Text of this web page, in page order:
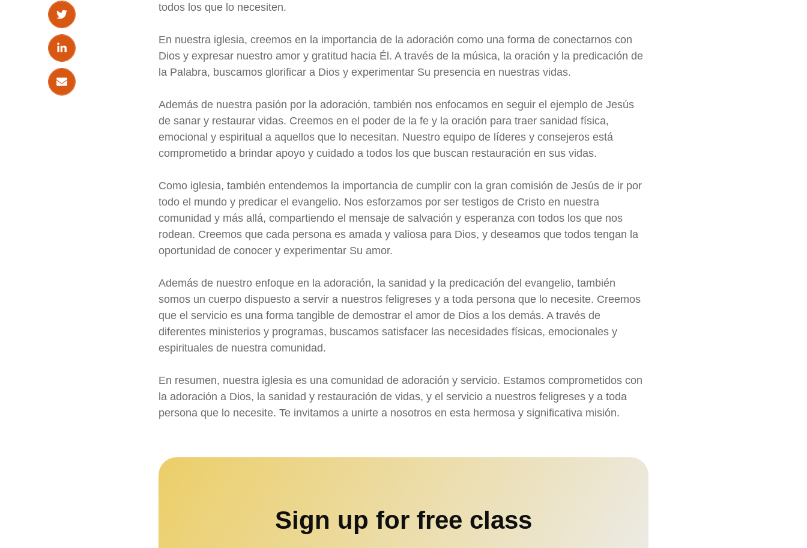
todos los que lo necesiten.
En nuestra iglesia, creemos en la importancia de la adoración como una forma de conectarnos con
Dios y expresar nuestro amor y gratitud hacia Él. A través de la música, la oración y la predicación de
la Palabra, buscamos glorificar a Dios y experimentar Su presencia en nuestras vidas.
Además de nuestra pasión por la adoración, también nos enfocamos en seguir el ejemplo de Jesús
de sanar y restaurar vidas. Creemos en el poder de la fe y la oración para traer sanidad física,
emocional y espiritual a aquellos que lo necesitan. Nuestro equipo de líderes y consejeros está
comprometido a brindar apoyo y cuidado a todos los que buscan restauración en sus vidas.
Como iglesia, también entendemos la importancia de cumplir con la gran comisión de Jesús de ir por
todo el mundo y predicar el evangelio. Nos esforzamos por ser testigos de Cristo en nuestra
comunidad y más allá, compartiendo el mensaje de salvación y esperanza con todos los que nos
rodean. Creemos que cada persona es amada y valiosa para Dios, y deseamos que todos tengan la
oportunidad de conocer y experimentar Su amor.
Además de nuestro enfoque en la adoración, la sanidad y la predicación del evangelio, también
somos un cuerpo dispuesto a servir a nuestros feligreses y a toda persona que lo necesite. Creemos
que el servicio es una forma tangible de demostrar el amor de Dios a los demás. A través de
diferentes ministerios y programas, buscamos satisfacer las necesidades físicas, emocionales y
espirituales de nuestra comunidad.
En resumen, nuestra iglesia es una comunidad de adoración y servicio. Estamos comprometidos con
la adoración a Dios, la sanidad y restauración de vidas, y el servicio a nuestros feligreses y a toda
persona que lo necesite. Te invitamos a unirte a nosotros en esta hermosa y significativa misión.
Sign up for free class